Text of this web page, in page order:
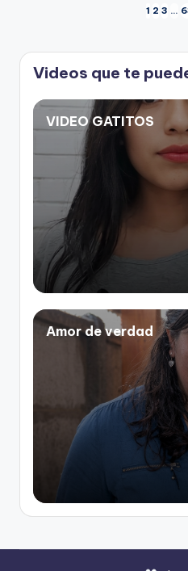
Paginación
de
entradas
1 2 3 …
Videos que te
VIDEO GATITOS
Amor de verdad